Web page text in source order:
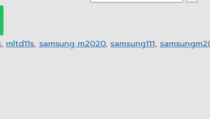
, mltd11s, samsung m2020, samsung111,